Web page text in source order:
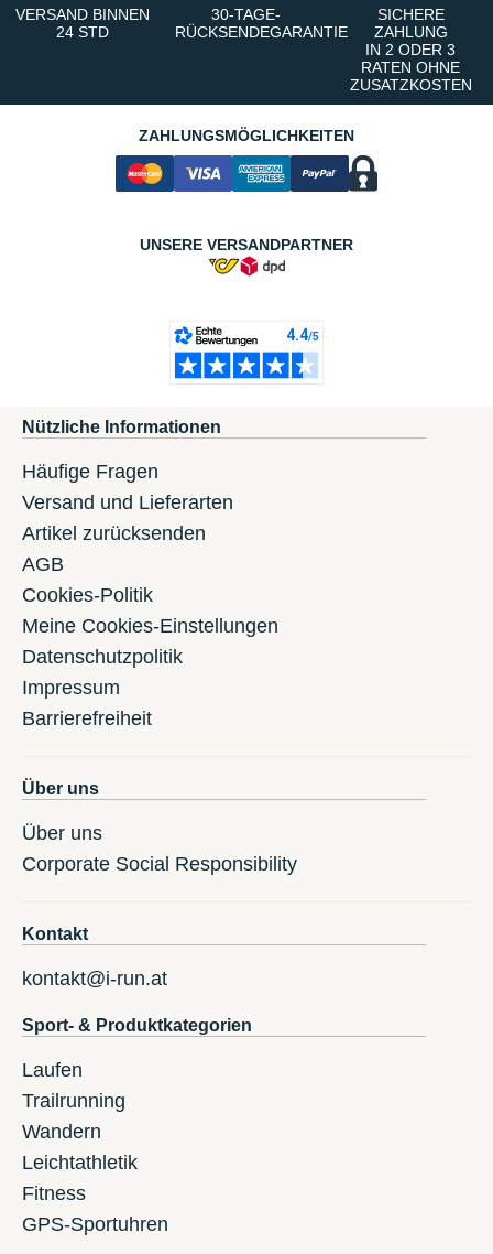
VERSAND BINNEN
24 STD
30-TAGE-
RÜCKSENDEGARANTIE
SICHERE
ZAHLUNG
IN 2 ODER 3
RATEN OHNE
ZUSATZKOSTEN
ZAHLUNGSMÖGLICHKEITEN
UNSERE VERSANDPARTNER
Nützliche Informationen
Häufige Fragen
Versand und Lieferarten
Artikel zurücksenden
AGB
Cookies-Politik
Meine Cookies-Einstellungen
Datenschutzpolitik
Impressum
Barrierefreiheit
Über uns
Über uns
Corporate Social Responsibility
Kontakt
kontakt@i-run.at
Sport- & Produktkategorien
Laufen
Trailrunning
Wandern
Leichtathletik
Fitness
GPS-Sportuhren